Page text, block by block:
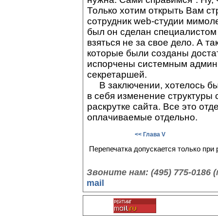
Только хотим открыть Вам
сотрудник web-студии
был он сделан
взяться не за свое дело. А
которые были созданы
испорчены системным
секретаршей.
В заключении, хотелось бы
в себя изменение
раскрутке сайта. Все это
оплачиваемые отдельно.
<< Глава V
Перепечатка допускается только
Звоните нам: (495) 775-
mail